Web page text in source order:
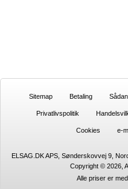
Sitemap Betaling
Privatlivspolitik
Cookies e-
ELSAG.DK APS, Sønderskovvej 9,
Copyright © 2026,
Alle priser er